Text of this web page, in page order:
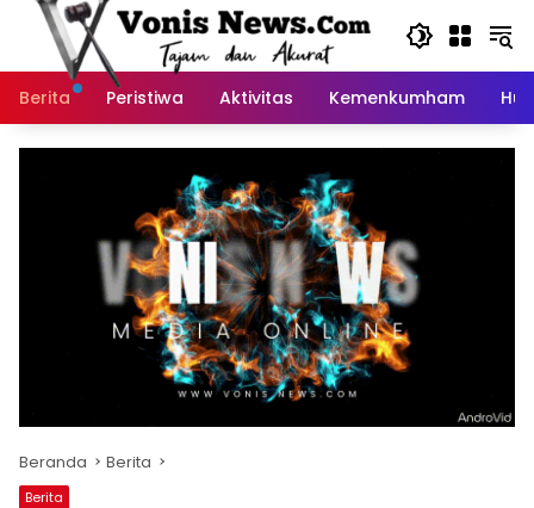
Langsung
Berita
Peristiwa Aktivitas Kemenkumham
Beranda Berita
Berita